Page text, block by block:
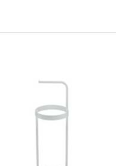
本気プライス